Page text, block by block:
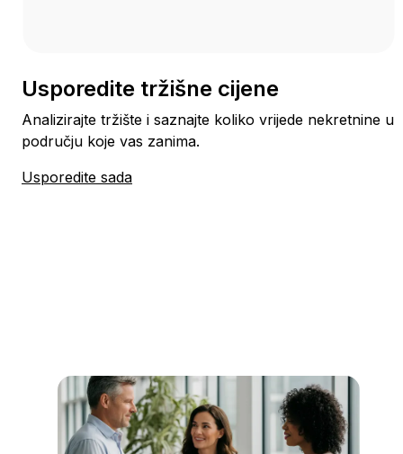
Usporedite tržišne cijene
Analizirajte tržište i saznajte koliko vrijede nekretnine u
području koje vas zanima.
Usporedite sada